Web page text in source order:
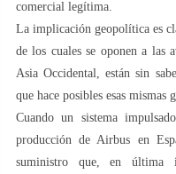
comercial legítima.
La implicación geopolítica es
de los cuales se oponen a las
Asia Occidental, están sin
que hace posibles esas mismas
Cuando un sistema
producción de Airbus en
suministro que, en última